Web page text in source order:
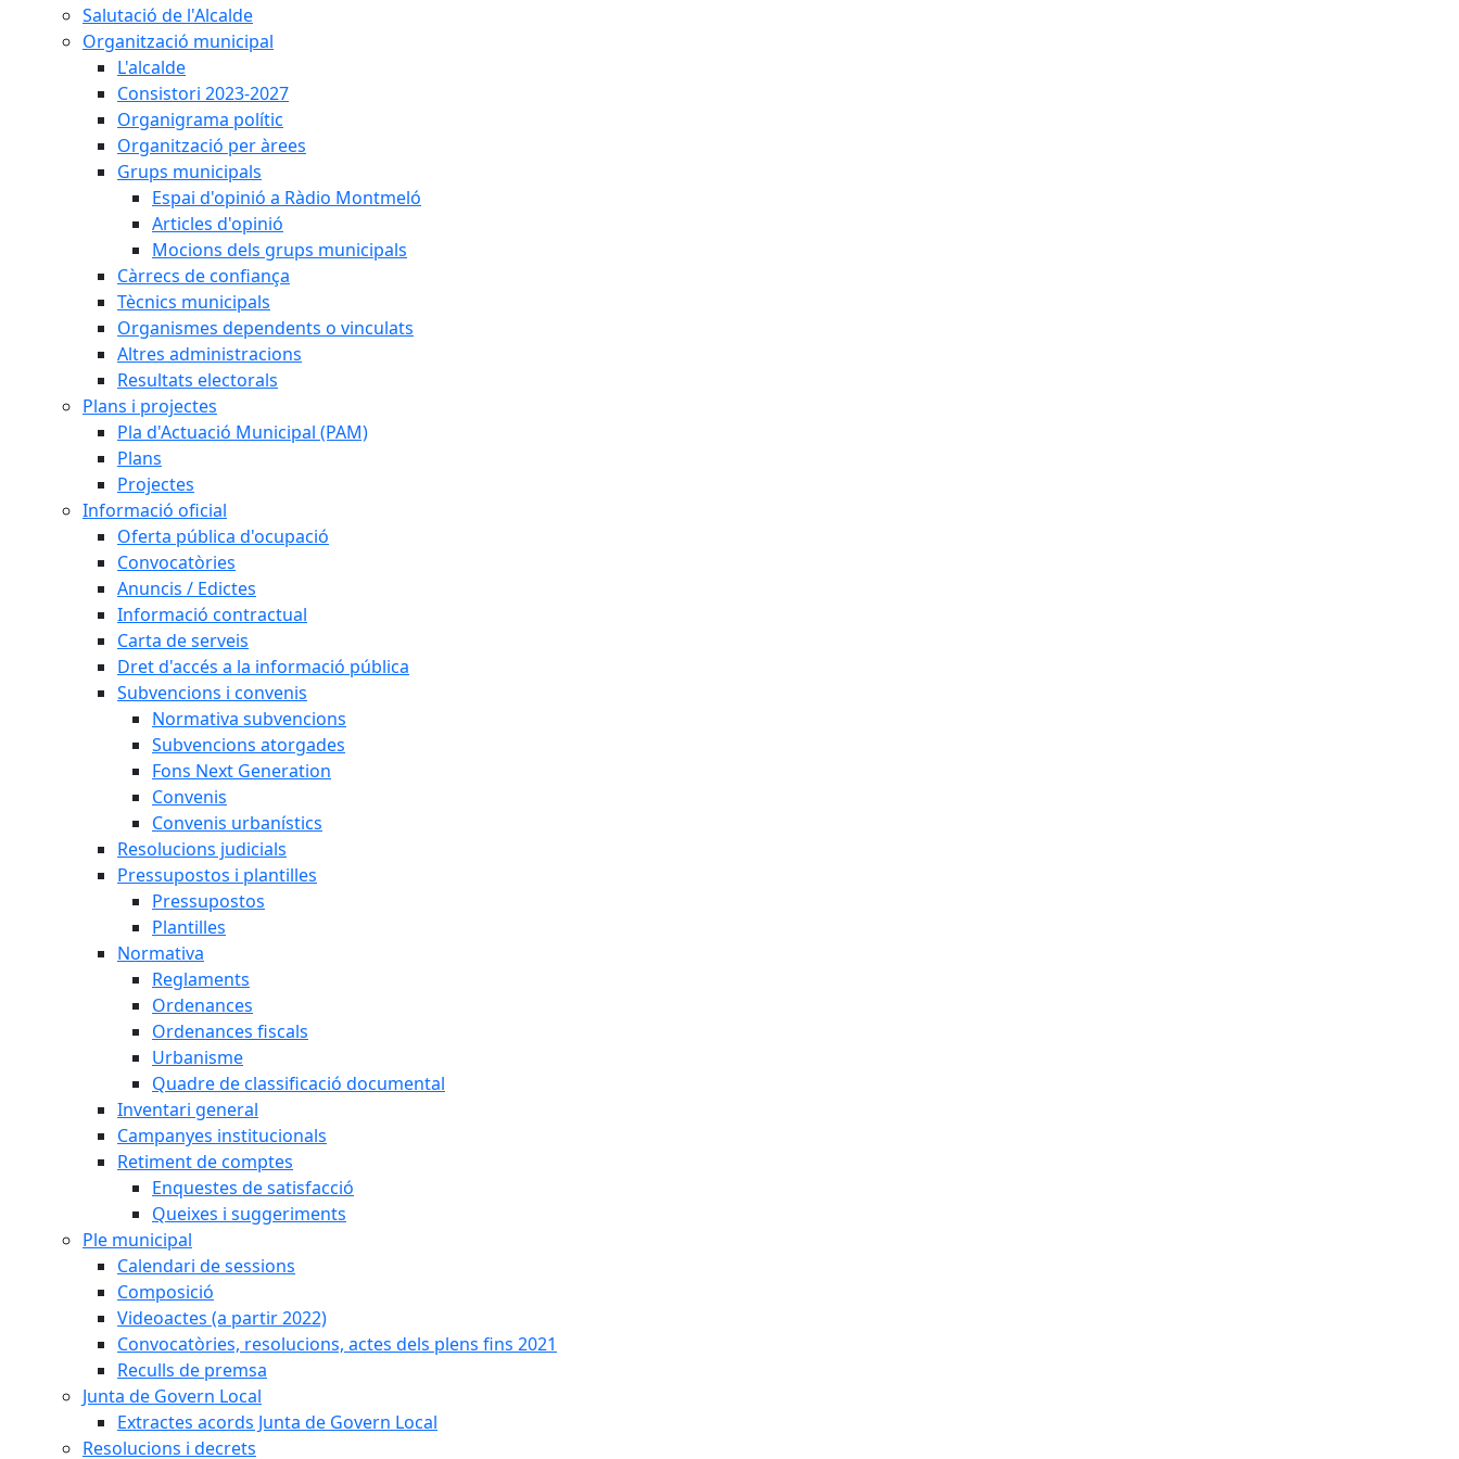
Salutació de l'Alcalde
Organització municipal
L'alcalde
Consistori 2023-2027
Organigrama polític
Organització per àrees
Grups municipals
Espai d'opinió a Ràdio Montmeló
Articles d'opinió
Mocions dels grups municipals
Càrrecs de confiança
Tècnics municipals
Organismes dependents o vinculats
Altres administracions
Resultats electorals
Plans i projectes
Pla d'Actuació Municipal (PAM)
Plans
Projectes
Informació oficial
Oferta pública d'ocupació
Convocatòries
Anuncis / Edictes
Informació contractual
Carta de serveis
Dret d'accés a la informació pública
Subvencions i convenis
Normativa subvencions
Subvencions atorgades
Fons Next Generation
Convenis
Convenis urbanístics
Resolucions judicials
Pressupostos i plantilles
Pressupostos
Plantilles
Normativa
Reglaments
Ordenances
Ordenances fiscals
Urbanisme
Quadre de classificació documental
Inventari general
Campanyes institucionals
Retiment de comptes
Enquestes de satisfacció
Queixes i suggeriments
Ple municipal
Calendari de sessions
Composició
Videoactes (a partir 2022)
Convocatòries, resolucions, actes dels plens fins 2021
Reculls de premsa
Junta de Govern Local
Extractes acords Junta de Govern Local
Resolucions i decrets